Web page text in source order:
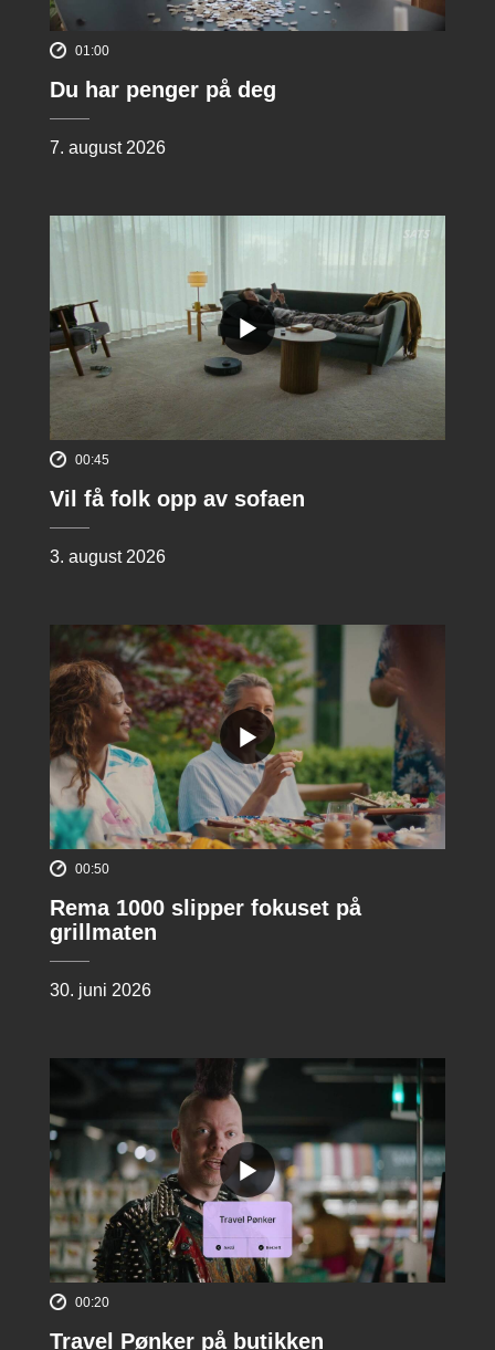
01:00
Du har penger på deg
7. august 2026
00:45
Vil få folk opp av sofaen
3. august 2026
00:50
Rema 1000 slipper fokuset på
grillmaten
30. juni 2026
00:20
Travel Pønker på butikken